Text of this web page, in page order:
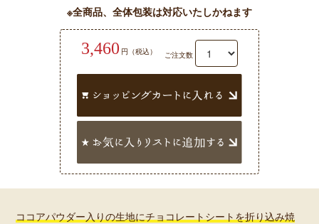
※全商品、全体包装は対応いたしかねます
3,460 円（税込） ご注文数
ココアパウダー入りの生地にチョコレートシートを折り込み焼